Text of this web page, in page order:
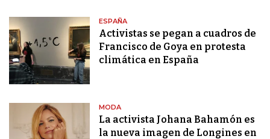
ESPAÑA
Activistas se pegan a cuadros de
Francisco de Goya en protesta
climática en España
MODA
La activista Johana Bahamón es
la nueva imagen de Longines en